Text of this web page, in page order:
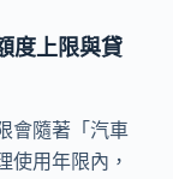
度上限與貸
會隨著「汽車
使用年限內，